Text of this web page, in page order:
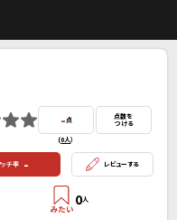
-点
(0人）
点数を
つける
ッチ率 - レビューする
0人